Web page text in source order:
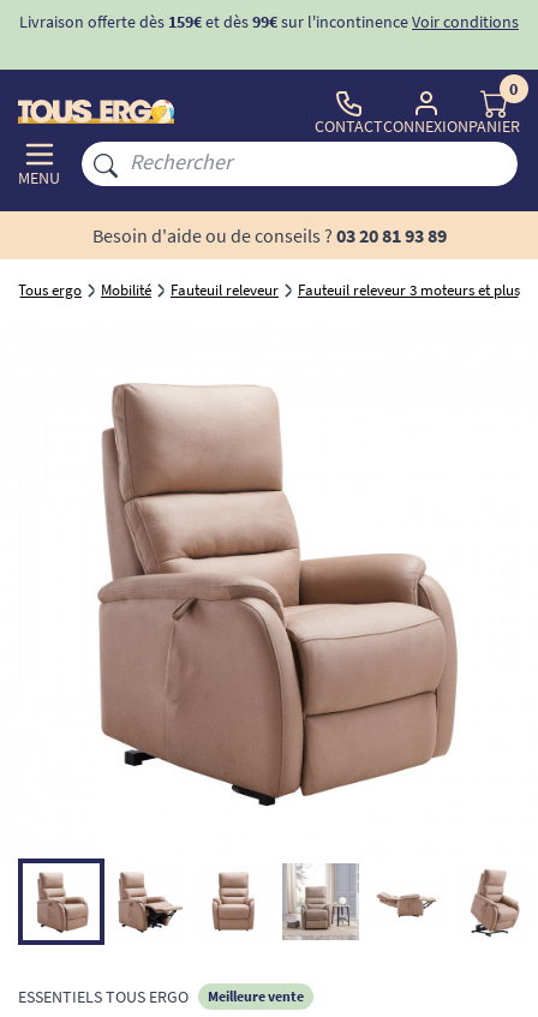
-10%avec le code "BIENVENUE" pourla 1ère commande
MENU
CONTACTCONNEXION
0
PANIER
Besoin d'aide ou de conseils ? 03 20 81 93 89
Tous ergo Mobilité Fauteuil releveur Fauteuil releveur 3 moteurs et plus
ESSENTIELS TOUS ERGO Meilleure vente